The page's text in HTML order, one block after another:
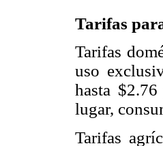
Tarifas
Tarifas
uso
hasta
lugar,
Tarifas